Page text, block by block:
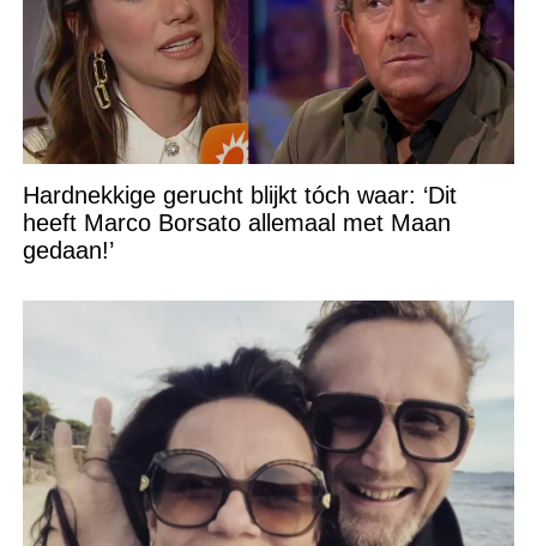
Hardnekkige gerucht blijkt tóch waar: ‘Dit
heeft Marco Borsato allemaal met Maan
gedaan!’